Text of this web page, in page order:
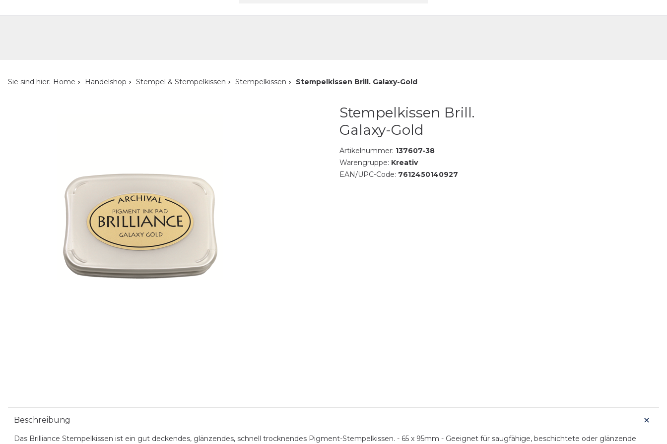
Sie sind hier: Home Handelshop Stempel & Stempelkissen Stempelkissen Stempelkissen Brill. Galaxy-Gold
Stempelkissen Brill.
Galaxy-Gold
Artikelnummer: 137607-38
Warengruppe: Kreativ
EAN/UPC-Code: 7612450140927
Beschreibung
Das Brilliance Stempelkissen ist ein gut deckendes, glänzendes, schnell trocknendes Pigment-Stempelkissen. - 65 x 95mm - Geeignet für saugfähige, beschichtete oder glänzende